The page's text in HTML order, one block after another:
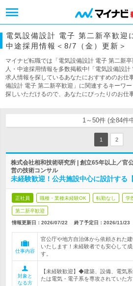
電気設備設計 電子 第二新卒歓迎
中途採用情報＜8/7（金）更新＞
マイナビ転職では「電気設備設計 電子 第二新
人・中途採用情報を多数掲載中!「電気設備設計
求人情報を探しているあなたにおすすめのお仕
備設計 電子 第二新卒歓迎」に関連するキーワ
探しいただけるので、あなたにぴったりのお仕
1～50件 (全84件
1 2
株式会社相和技術研究所 | 創立65年以上／官
営の技術コンサル
未経験歓迎！公共施設中心に設計する
正社員 職種・業種未経験OK 転勤なし 学
第二新卒歓迎
情報更新日：2026/07/22 終了予定日： 2026/11/23
仕事内容
官公庁や地方自治体から依頼された
いたします！未経験者でも安心して
す。
対象と
なる方
【未経験歓迎】◆建築、設備、電気
たは電気・電子系を専攻されていた方